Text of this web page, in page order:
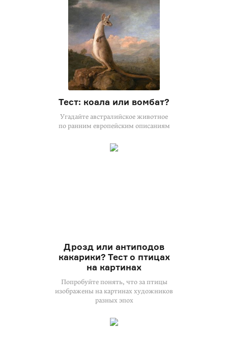
Тест: коала или вомбат?
Угадайте австралийское животное
по ранним европейским описаниям
Дрозд или антиподов
какарики? Тест о птицах
на картинах
Попробуйте понять, что за птицы
изображены на картинах художников
разных эпох